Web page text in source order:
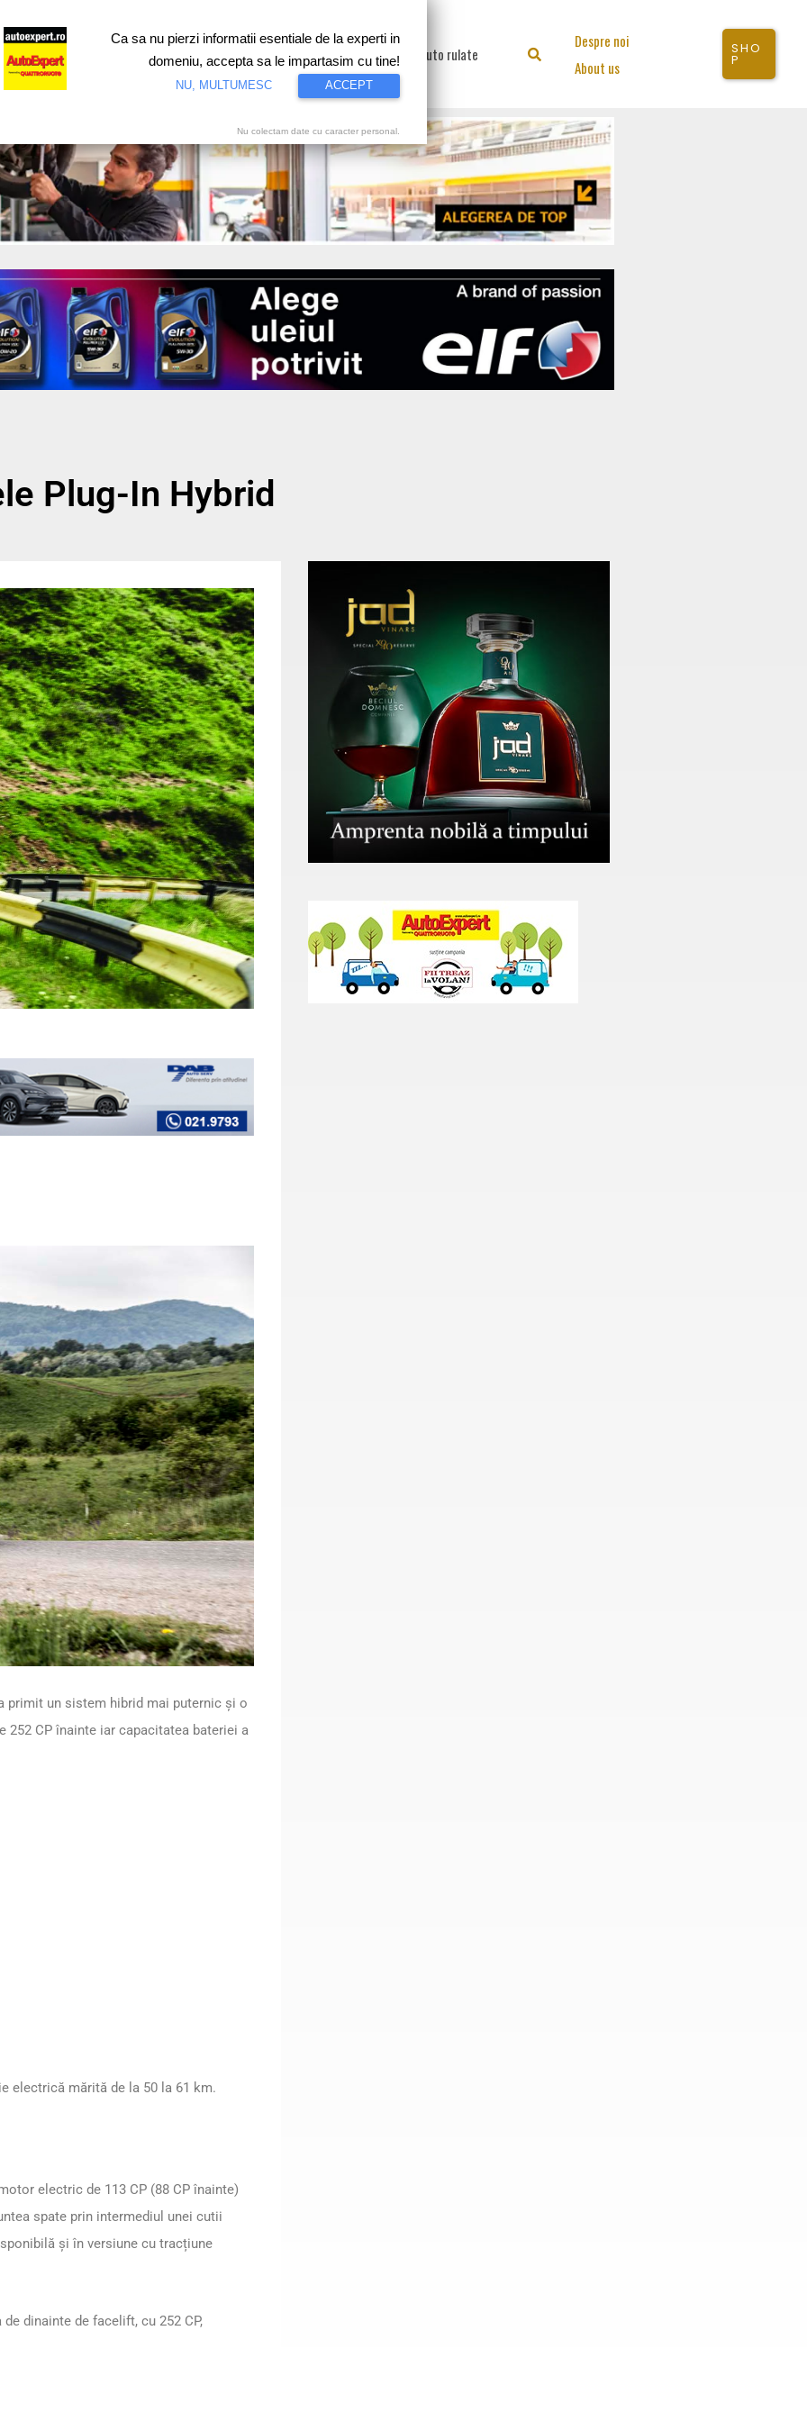
Test drive Motorsport Proiecte speciale Video Auto rulate Search
Despre noi
About us
SHO
P
Plug-In Hybrid
primit un sistem hibrid mai puternic și o
252 CP înainte iar capacitatea bateriei a
electrică mărită de la 50 la 61 km.
electric de 113 CP (88 CP înainte)
spate prin intermediul unei cutii
și în versiune cu tracțiune
dinainte de facelift, cu 252 CP,
Ca sa nu pierzi informatii esentiale de la experti in
domeniu, accepta sa le impartasim cu tine!
NU, MULTUMESC ACCEPT
Nu colectam date cu caracter personal.